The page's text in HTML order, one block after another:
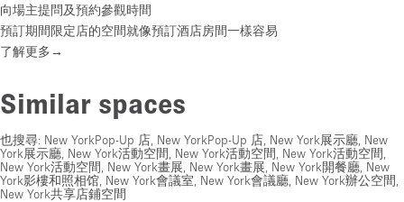
向場主提問及預約參觀時間
預訂期間限定店的空間就像預訂酒店房間一樣容易
了解更多→
Similar spaces
也搜尋: New YorkPop-Up 店 New YorkPop-Up 店 New York展示廳 New
York展示廳 New York活動空間 New York活動空間 New York活動空間
New York活動空間 New York畫展 New York畫展 New York開餐廳 New
York影樓和照相馆 New York會議室 New York會議廳 New York辦公空間
New York共享店鋪空間